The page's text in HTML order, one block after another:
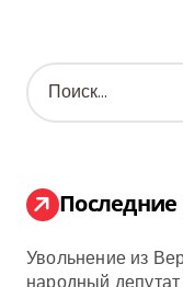
Н
а
:
Последние
Увольнение из
народный депутат